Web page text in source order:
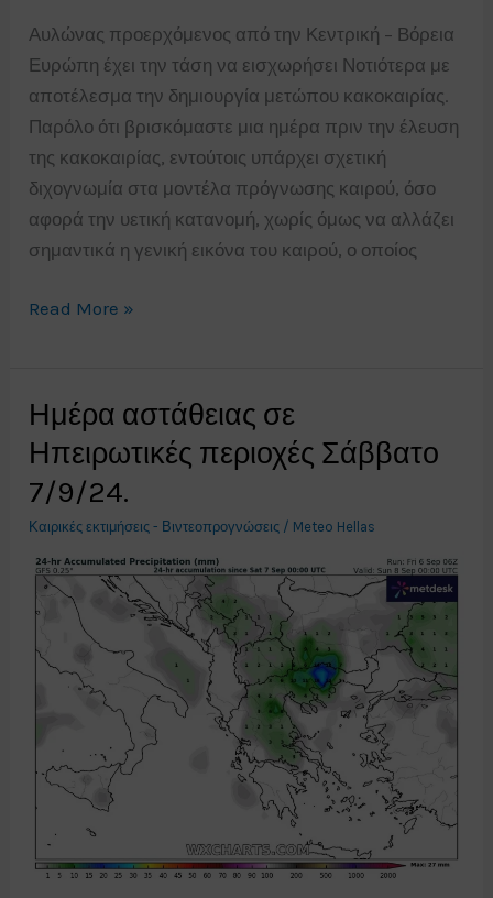
Αυλώνας προερχόμενος από την Κεντρική – Βόρεια
Ευρώπη έχει την τάση να εισχωρήσει Νοτιότερα με
αποτέλεσμα την δημιουργία μετώπου κακοκαιρίας.
Παρόλο ότι βρισκόμαστε μια ημέρα πριν την έλευση
της κακοκαιρίας, εντούτοις υπάρχει σχετική
διχογνωμία στα μοντέλα πρόγνωσης καιρού, όσο
αφορά την υετική κατανομή, χωρίς όμως να αλλάζει
σημαντικά η γενική εικόνα του καιρού, ο οποίος
Σημαντική
Τρίτη
10/9/24.
Read More »
Ημέρα αστάθειας σε
Ηπειρωτικές περιοχές Σάββατο
7/9/24.
Καιρικές εκτιμήσεις - Βιντεοπρογνώσεις / Meteo Hellas